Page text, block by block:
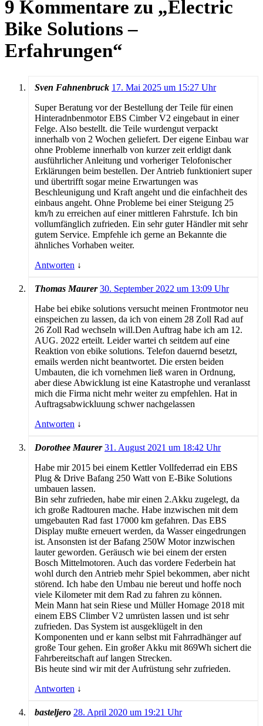
9 Kommentare zu „Electric
Bike Solutions –
Erfahrungen“
Sven Fahnenbruck 17. Mai 2025 um 15:27 Uhr
Super Beratung vor der Bestellung der Teile für einen
Hinteradnbenmotor EBS Cimber V2 eingebaut in einer
Felge. Also bestellt. die Teile wurdengut verpackt
innerhalb von 2 Wochen geliefert. Der eigene Einbau war
ohne Probleme innerhalb von kurzer zeit erldigt dank
ausführlicher Anleitung und vorheriger Telofonischer
Erklärungen beim bestellen. Der Antrieb funktioniert super
und übertrifft sogar meine Erwartungen was
Beschleunigung und Kraft angeht und die einfachheit des
einbaus angeht. Ohne Probleme bei einer Steigung 25
km/h zu erreichen auf einer mittleren Fahrstufe. Ich bin
vollumfänglich zufrieden. Ein sehr guter Händler mit sehr
gutem Service. Empfehle ich gerne an Bekannte die
ähnliches Vorhaben weiter.
Antworten ↓
Thomas Maurer 30. September 2022 um 13:09 Uhr
Habe bei ebike solutions versucht meinen Frontmotor neu
einspeichen zu lassen, da ich von einem 28 Zoll Rad auf
26 Zoll Rad wechseln will.Den Auftrag habe ich am 12.
AUG. 2022 erteilt. Leider wartei ch seitdem auf eine
Reaktion von ebike solutions. Telefon dauernd besetzt,
emails werden nicht beantwortet. Die ersten beiden
Umbauten, die ich vornehmen ließ waren in Ordnung,
aber diese Abwicklung ist eine Katastrophe und veranlasst
mich die Firma nicht mehr weiter zu empfehlen. Hat in
Auftragsabwickluung schwer nachgelassen
Antworten ↓
Dorothee Maurer 31. August 2021 um 18:42 Uhr
Habe mir 2015 bei einem Kettler Vollfederrad ein EBS
Plug & Drive Bafang 250 Watt von E-Bike Solutions
umbauen lassen.
Bin sehr zufrieden, habe mir einen 2.Akku zugelegt, da
ich große Radtouren mache. Habe inzwischen mit dem
umgebauten Rad fast 17000 km gefahren. Das EBS
Display mußte erneuert werden, da Wasser eingedrungen
ist. Ansonsten ist der Bafang 250W Motor inzwischen
lauter geworden. Geräusch wie bei einem der ersten
Bosch Mittelmotoren. Auch das vordere Federbein hat
wohl durch den Antrieb mehr Spiel bekommen, aber nicht
störend. Ich habe den Umbau nie bereut und hoffe noch
viele Kilometer mit dem Rad zu fahren zu können.
Mein Mann hat sein Riese und Müller Homage 2018 mit
einem EBS Climber V2 umrüsten lassen und ist sehr
zufrieden. Das System ist ausgeklügelt in den
Komponenten und er kann selbst mit Fahrradhänger auf
große Tour gehen. Ein großer Akku mit 869Wh sichert die
Fahrbereitschaft auf langen Strecken.
Bis heute sind wir mit der Aufrüstung sehr zufrieden.
Antworten ↓
basteljero 28. April 2020 um 19:21 Uhr